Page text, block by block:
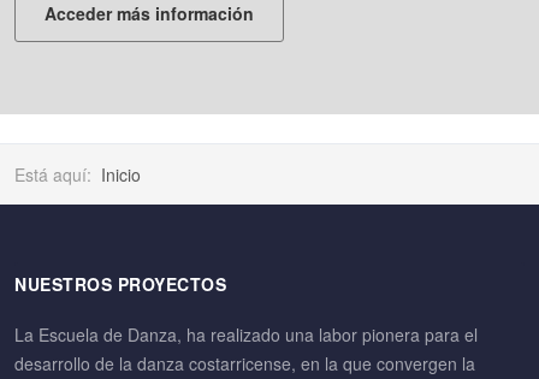
Acceder más información
Está aquí: Inicio
NUESTROS PROYECTOS
La Escuela de Danza, ha realizado una labor pionera para el
desarrollo de la danza costarricense, en la que convergen la